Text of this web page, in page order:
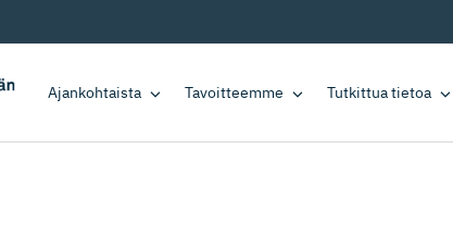
Ajankohtaista Tavoitteemme Tutkittua tietoa